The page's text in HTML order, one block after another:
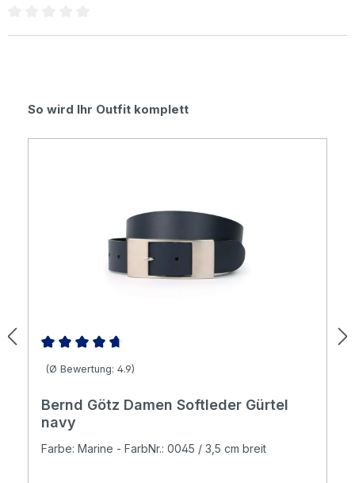
Produktgalerie überspringen
So wird Ihr Outfit komplett
Durchschnittliche Bewertung von 4.86 von 5 Sternen
(Ø Bewertung: 4.9)
Bernd Götz Damen Softleder Gürtel
navy
Farbe: Marine - FarbNr.: 0045 / 3,5 cm breit